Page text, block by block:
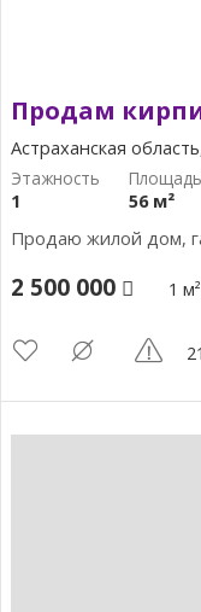
Продам
Астраханская
1
56 м²
Продаю жилой дом,
2 500 000 1